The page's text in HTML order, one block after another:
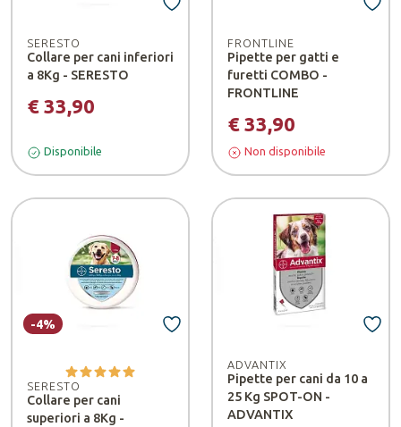
SERESTO
Collare per cani inferiori
a 8Kg - SERESTO
€ 33,90
Disponibile
FRONTLINE
Pipette per gatti e
furetti COMBO -
FRONTLINE
€ 33,90
Non disponibile
SERESTO
Collare per cani
superiori a 8Kg -
-4%
ADVANTIX
Pipette per cani da 10 a
25 Kg SPOT-ON -
ADVANTIX